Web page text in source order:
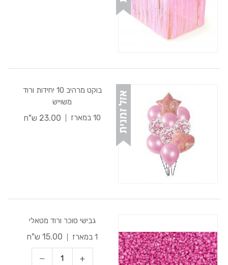
בוקט מרהיב 10 יחידות ורוד
משוייש
10 במארז
23.00 ש"ח
גבישי סוכר ורוד מטאלי
1 במארז
15.00 ש"ח